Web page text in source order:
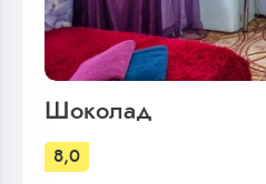
Шоколад
8,0